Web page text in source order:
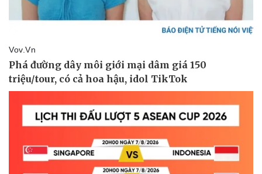
Pháp luật
Vụ án
Tin nóng
Tư vấn luật
Vũ khí
Việt Nam
Phân tích